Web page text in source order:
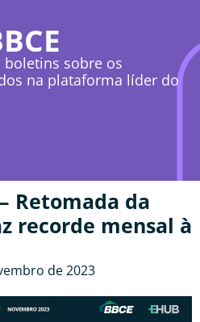
sobre os
na plataforma líder do
Retomada da
recorde mensal à
de 2023